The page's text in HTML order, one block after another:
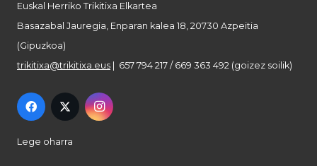
Euskal Herriko Trikitixa Elkartea
Basazabal Jauregia, Enparan kalea 18, 20730 Azpeitia
(Gipuzkoa)
trikitixa@trikitixa.eus | 657 794 217 / 669 363 492 (goizez soilik)
Lege oharra